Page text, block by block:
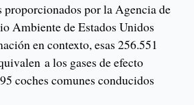
por la Agencia de
Ambiente de Estados Unidos
en contexto, esas 256.551
a los gases de efecto
coches comunes conducidos